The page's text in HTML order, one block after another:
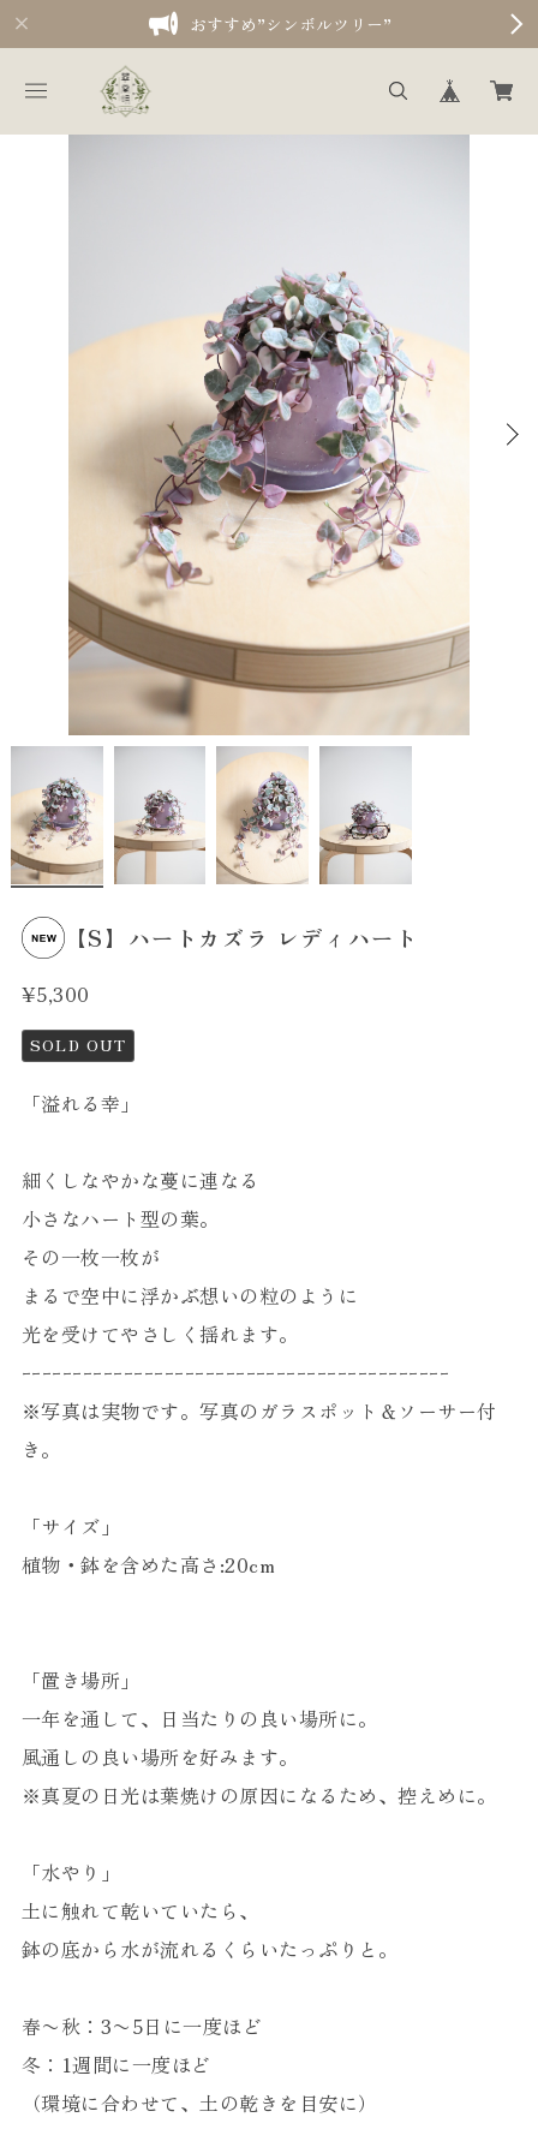
おすすめ”シンボルツリー”
【S】ハートカズラ レディハート
¥5,300
SOLD OUT
「溢れる幸」
細くしなやかな蔓に連なる
小さなハート型の葉。
その一枚一枚が
まるで空中に浮かぶ想いの粒のように
光を受けてやさしく揺れます。
ｰｰｰｰｰｰｰｰｰｰｰｰｰｰｰｰｰｰｰｰｰｰｰｰｰｰｰｰｰｰｰｰｰｰｰｰｰｰｰｰｰｰ
※写真は実物です。写真のガラスポット＆ソーサー付
き。
「サイズ」
植物・鉢を含めた高さ:20cm
「置き場所」
一年を通して、日当たりの良い場所に。
風通しの良い場所を好みます。
※真夏の日光は葉焼けの原因になるため、控えめに。
「水やり」
土に触れて乾いていたら、
鉢の底から水が流れるくらいたっぷりと。
春〜秋：3〜5日に一度ほど
冬：1週間に一度ほど
（環境に合わせて、土の乾きを目安に）